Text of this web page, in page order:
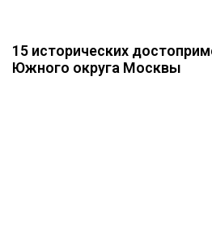
15 исторических
Южного округа Москвы